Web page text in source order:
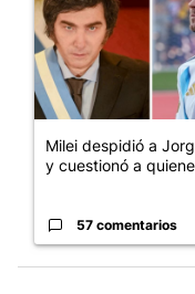
Milei despidió a
y cuestionó a
57 comentarios